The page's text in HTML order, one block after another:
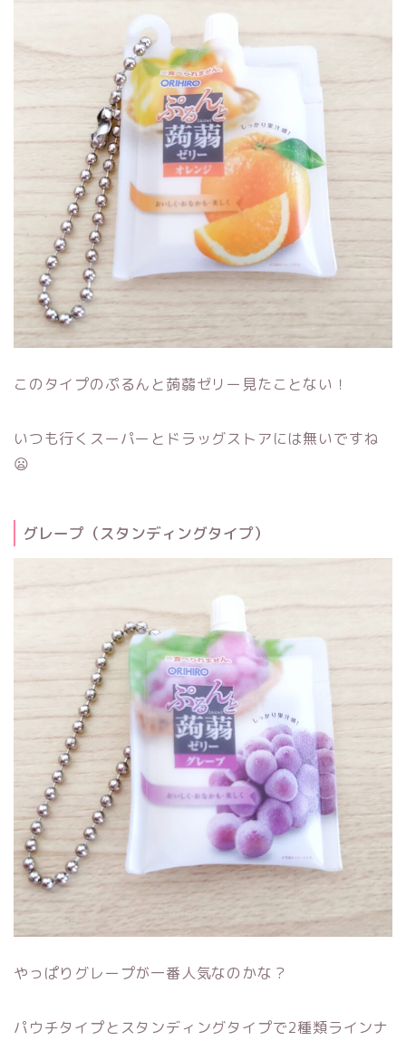
このタイプのぷるんと蒟蒻ゼリー見たことない！
いつも行くスーパーとドラッグストアには無いですね
😦
グレープ（スタンディングタイプ）
やっぱりグレープが一番人気なのかな？
パウチタイプとスタンディングタイプで2種類ラインナ